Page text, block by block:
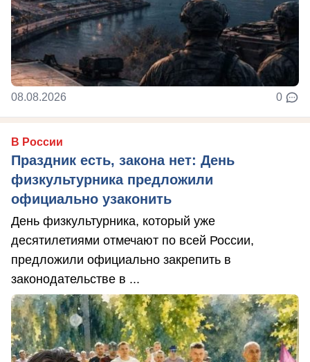
08.08.2026 0
В России
Праздник есть, закона нет: День
физкультурника предложили
официально узаконить
День физкультурника, который уже
десятилетиями отмечают по всей России,
предложили официально закрепить в
законодательстве в ...